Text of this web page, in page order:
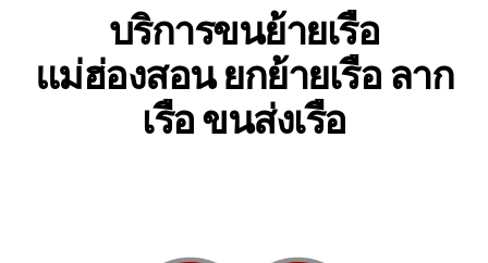
ย้าย
เรือ
ใหญ่
เครน
ยก
เรือ
บริการขนย้ายเรือ
แม่ฮ่องสอน ยกย้ายเรือ ลาก
เรือ ขนส่งเรือ